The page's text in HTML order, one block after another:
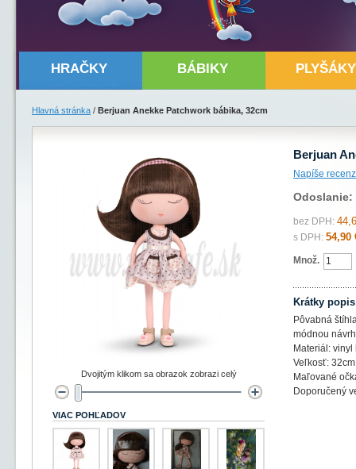
HRAČKY BÁBIKY PLYŠÁKY
Hlavná stránka / Berjuan Anekke Patchwork bábika, 32cm
Berjuan
Napíše
Odoslanie:
bez DPH:
s DPH: 54,90
Množ.
Krátky popis
Pôvabná
módnou
Materiál: vinyl
Veľkosť:
Maľované
Doporučený
Dvojitým klikom sa obrazok zobrazi celý
VIAC POHĽADOV